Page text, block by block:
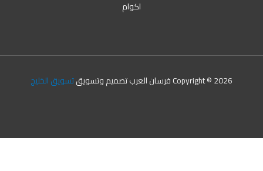
Copyright © 2026 فرسان العرب تصميم وتسويق تسويق الخليج